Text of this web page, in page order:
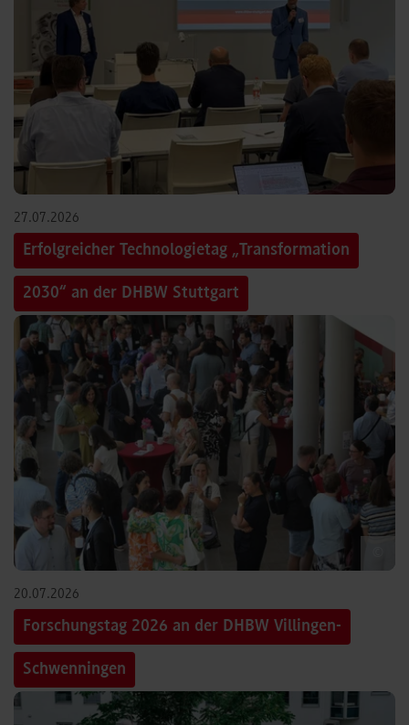
27.07.2026
Erfolgreicher Technologietag „Transformation
2030“ an der DHBW Stuttgart
20.07.2026
Forschungstag 2026 an der DHBW Villingen-
Schwenningen